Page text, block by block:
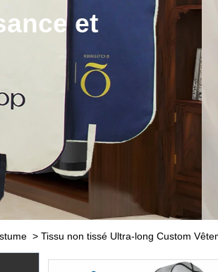
sacs
> Tissu non tissé Ultra-long Custom